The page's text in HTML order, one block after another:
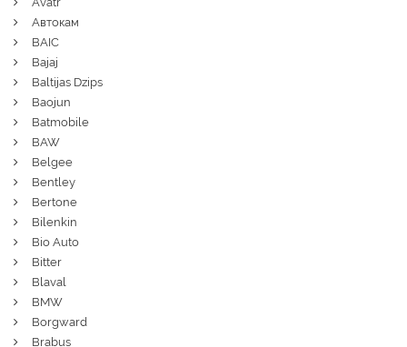
Автокам
BAIC
Bajaj
Baltijas Dzips
Baojun
Batmobile
BAW
Belgee
Bentley
Bertone
Bilenkin
Bio Auto
Bitter
Blaval
BMW
Borgward
Brabus